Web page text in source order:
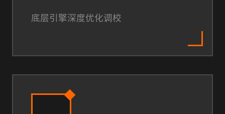
底层引擎深度优化调校